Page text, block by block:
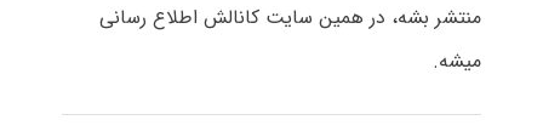
منتشر بشه، در همین سایت کانالش اطلاع رسانی
میشه.